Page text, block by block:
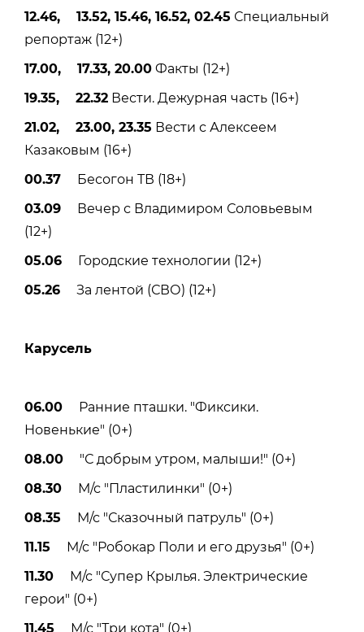
12.46, 13.52, 15.46, 16.52, 02.45 Специальный
репортаж (12+)
17.00, 17.33, 20.00 Факты (12+)
19.35, 22.32 Вести. Дежурная часть (16+)
21.02, 23.00, 23.35 Вести с Алексеем
Казаковым (16+)
00.37 Бесогон ТВ (18+)
03.09 Вечер с Владимиром Соловьевым
(12+)
05.06 Городские технологии (12+)
05.26 За лентой (СВО) (12+)
Карусель
06.00 Ранние пташки. "Фиксики.
Новенькие" (0+)
08.00 "С добрым утром, малыши!" (0+)
08.30 М/с "Пластилинки" (0+)
08.35 М/с "Сказочный патруль" (0+)
11.15 М/с "Робокар Поли и его друзья" (0+)
11.30 М/с "Супер Крылья. Электрические
герои" (0+)
11.45 М/с "Три кота" (0+)